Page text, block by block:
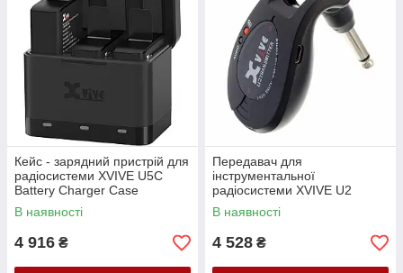
Кейс - зарядний пристрій для
радіосистеми XVIVE U5C
Battery Charger Case
В наявності
4 916 ₴
Передавач для
інструментальної
радіосистеми XVIVE U2
Transmitter
В наявності
4 528 ₴